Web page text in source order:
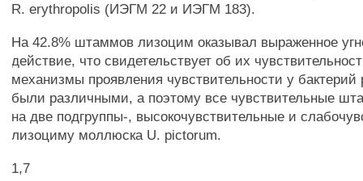
R. erythropolis (ИЭГМ 22 и ИЭГМ 183).
На 42.8% штаммов лизоцим оказывал выраженное
действие, что свидетельствует об их
механизмы проявления чувствительности у
были различными, а поэтому все чувствительные
на две подгруппы-, высокочувствительные и
лизоциму моллюска U. pictorum.
1,7